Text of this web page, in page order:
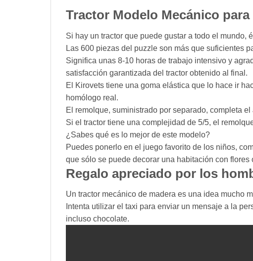
Tractor Modelo Mecánico
Si hay un tractor que puede gustar a todo el mundo,
Las 600 piezas del puzzle son más que suficientes
Significa unas 8-10 horas de trabajo intensivo y
satisfacción garantizada del tractor obtenido al final.
El Kirovets tiene una goma elástica que lo hace ir
homólogo real.
El remolque, suministrado por separado, completa
Si el tractor tiene una complejidad de 5/5, el
¿Sabes qué es lo mejor de este modelo?
Puedes ponerlo en el juego favorito de los niños,
que sólo se puede decorar una habitación con flores
Regalo apreciado por los
Un tractor mecánico de madera es una idea mucho
Intenta utilizar el taxi para enviar un mensaje a la
incluso chocolate.